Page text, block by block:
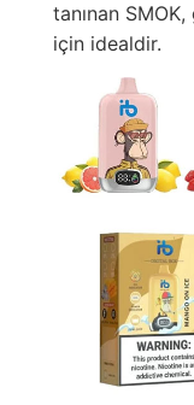
tanınan
için idealdir.